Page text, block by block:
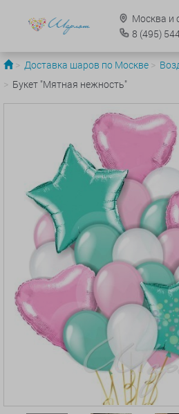
Москва и
8 (495)
Доставка шаров по Москве
Букет "Мятная нежность"